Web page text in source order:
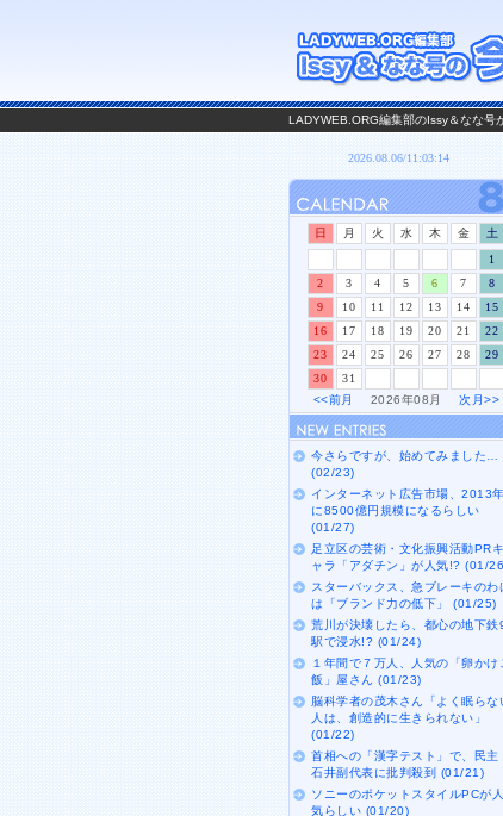
LADYWEB.ORG編集部のIssy＆なな号
日 月 火 水 木 金
土
1
2
3 4 5 6 7
8
9
10 11 12 13 14
15
16
17 18 19 20 21
22
23
24 25 26 27 28
29
30
31
<<前月
2026年08月次月>>
今さらですが、始めてみました…
(02/23)
インターネット広告市場、2013年
に8500億円規模になるらしい
(01/27)
足立区の芸術・文化振興活動PRキ
ャラ「アダチン」が人気!? (01/
スターバックス、急ブレーキのわ
は「ブランド力の低下」 (01/25)
荒川が決壊したら、都心の地下鉄
駅で浸水!? (01/24)
１年間で７万人、人気の「卵かけ
飯」屋さん (01/23)
脳科学者の茂木さん「よく眠らな
人は、創造的に生きられない」
(01/22)
首相への「漢字テスト」で、民主
石井副代表に批判殺到 (01/21)
ソニーのポケットスタイルPCが人
気らしい (01/20)